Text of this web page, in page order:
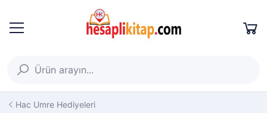
Hac Umre Hediyeleri